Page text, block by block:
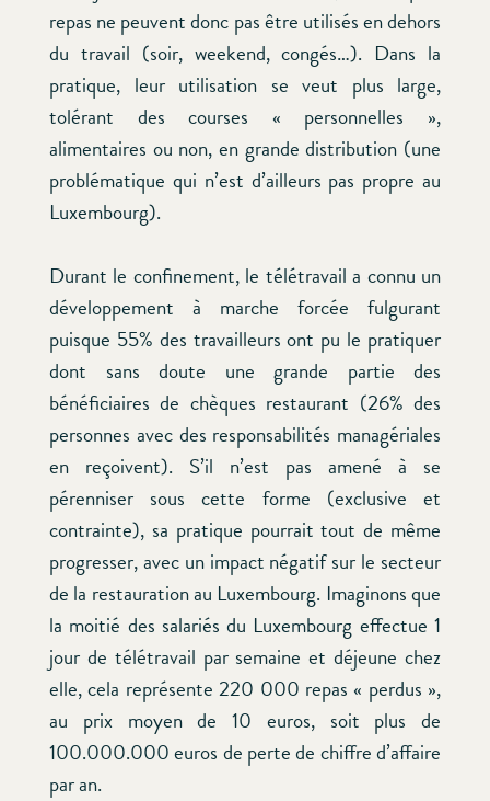
repas ne peuvent donc pas être utilisés en dehors
du travail (soir, weekend, congés…). Dans la
pratique, leur utilisation se veut plus large,
tolérant des courses « personnelles »,
alimentaires ou non, en grande distribution (une
problématique qui n’est d’ailleurs pas propre au
Luxembourg).
Durant le confinement, le télétravail a connu un
développement à marche forcée fulgurant
puisque 55% des travailleurs ont pu le pratiquer
dont sans doute une grande partie des
bénéficiaires de chèques restaurant (26% des
personnes avec des responsabilités managériales
en reçoivent). S’il n’est pas amené à se
pérenniser sous cette forme (exclusive et
contrainte), sa pratique pourrait tout de même
progresser, avec un impact négatif sur le secteur
de la restauration au Luxembourg. Imaginons que
la moitié des salariés du Luxembourg effectue 1
jour de télétravail par semaine et déjeune chez
elle, cela représente 220 000 repas « perdus »,
au prix moyen de 10 euros, soit plus de
100.000.000 euros de perte de chiffre d’affaire
par an.